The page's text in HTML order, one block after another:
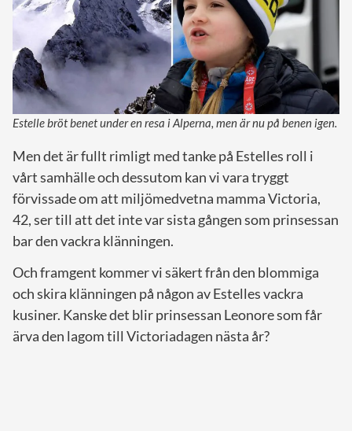
Estelle bröt benet under en resa i Alperna, men är nu på benen igen.
Men det är fullt rimligt med tanke på Estelles roll i
vårt samhälle och dessutom kan vi vara tryggt
förvissade om att miljömedvetna mamma Victoria,
42, ser till att det inte var sista gången som prinsessan
bar den vackra klänningen.
Och framgent kommer vi säkert från den blommiga
och skira klänningen på någon av Estelles vackra
kusiner. Kanske det blir prinsessan Leonore som får
ärva den lagom till Victoriadagen nästa år?